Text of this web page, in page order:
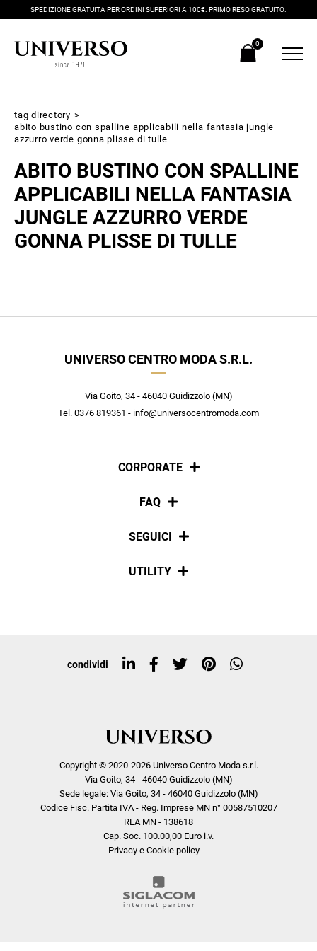
SPEDIZIONE GRATUITA PER ORDINI SUPERIORI A 100€. PRIMO RESO GRATUITO.
0
tag directory >
abito bustino con spalline applicabili nella fantasia jungle
azzurro verde gonna plisse di tulle
ABITO BUSTINO CON SPALLINE
APPLICABILI NELLA FANTASIA
JUNGLE AZZURRO VERDE
GONNA PLISSE DI TULLE
UNIVERSO CENTRO MODA S.R.L.
Via Goito, 34 - 46040 Guidizzolo (MN)
Tel. 0376 819361 - info@universocentromoda.com
CORPORATE
Chi siamo
FAQ
Pagamenti
SEGUICI
Social
UTILITY
Top ricerche
condividi
Copyright © 2020-2026 Universo Centro Moda s.r.l.
Via Goito, 34 - 46040 Guidizzolo (MN)
Sede legale: Via Goito, 34 - 46040 Guidizzolo (MN)
Codice Fisc. Partita IVA - Reg. Imprese MN n° 00587510207
REA MN - 138618
Cap. Soc. 100.00,00 Euro i.v.
Privacy e Cookie policy
scopri in anteprima le offerte in esclusiva a te riservate.